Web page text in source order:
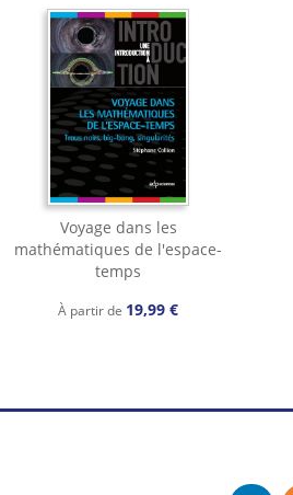
Voyage dans les
mathématiques de l'espace-
temps
À partir de 19,99 €